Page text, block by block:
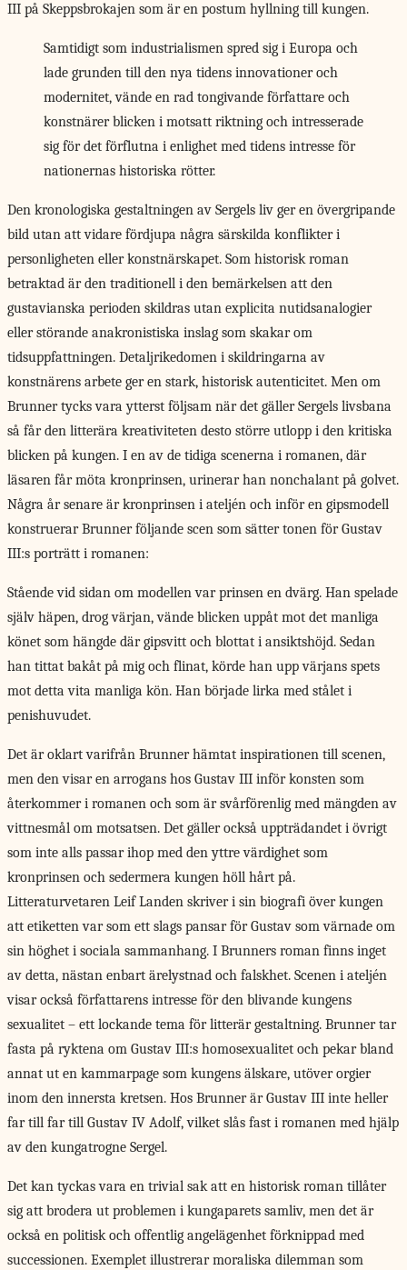
III på Skeppsbrokajen som är en postum hyllning till kungen.
Samtidigt som industrialismen spred sig i Europa och
lade grunden till den nya tidens innovationer och
modernitet, vände en rad tongivande författare och
konstnärer blicken i motsatt riktning och intresserade
sig för det förflutna i enlighet med tidens intresse för
nationernas historiska rötter.
Den kronologiska gestaltningen av Sergels liv ger en övergripande
bild utan att vidare fördjupa några särskilda konflikter i
personligheten eller konstnärskapet. Som historisk roman
betraktad är den traditionell i den bemärkelsen att den
gustavianska perioden skildras utan explicita nutidsanalogier
eller störande anakronistiska inslag som skakar om
tidsuppfattningen. Detaljrikedomen i skildringarna av
konstnärens arbete ger en stark, historisk autenticitet. Men om
Brunner tycks vara ytterst följsam när det gäller Sergels livsbana
så får den litterära kreativiteten desto större utlopp i den kritiska
blicken på kungen. I en av de tidiga scenerna i romanen, där
läsaren får möta kronprinsen, urinerar han nonchalant på golvet.
Några år senare är kronprinsen i ateljén och inför en gipsmodell
konstruerar Brunner följande scen som sätter tonen för Gustav
III:s porträtt i romanen:
Stående vid sidan om modellen var prinsen en dvärg. Han spelade
själv häpen, drog värjan, vände blicken uppåt mot det manliga
könet som hängde där gipsvitt och blottat i ansiktshöjd. Sedan
han tittat bakåt på mig och flinat, körde han upp värjans spets
mot detta vita manliga kön. Han började lirka med stålet i
penishuvudet.
Det är oklart varifrån Brunner hämtat inspirationen till scenen,
men den visar en arrogans hos Gustav III inför konsten som
återkommer i romanen och som är svårförenlig med mängden av
vittnesmål om motsatsen. Det gäller också uppträdandet i övrigt
som inte alls passar ihop med den yttre värdighet som
kronprinsen och sedermera kungen höll hårt på.
Litteraturvetaren Leif Landen skriver i sin biografi över kungen
att etiketten var som ett slags pansar för Gustav som värnade om
sin höghet i sociala sammanhang. I Brunners roman finns inget
av detta, nästan enbart ärelystnad och falskhet. Scenen i ateljén
visar också författarens intresse för den blivande kungens
sexualitet – ett lockande tema för litterär gestaltning. Brunner tar
fasta på ryktena om Gustav III:s homosexualitet och pekar bland
annat ut en kammarpage som kungens älskare, utöver orgier
inom den innersta kretsen. Hos Brunner är Gustav III inte heller
far till far till Gustav IV Adolf, vilket slås fast i romanen med hjälp
av den kungatrogne Sergel.
Det kan tyckas vara en trivial sak att en historisk roman tillåter
sig att brodera ut problemen i kungaparets samliv, men det är
också en politisk och offentlig angelägenhet förknippad med
successionen. Exemplet illustrerar moraliska dilemman som